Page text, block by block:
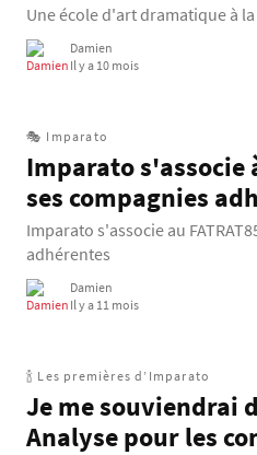
Une école d'art dramatique à
Damien
Il y a 10 mois
🎭 Imparato
Imparato s'associe
ses compagnies
Imparato s'associe au
adhérentes
Damien
Il y a 11 mois
🍾 Les premières d’Imparato
Je me souviendrai
Analyse pour les